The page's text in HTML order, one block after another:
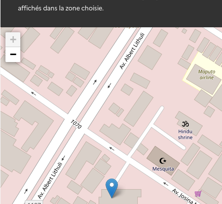
affichés dans la zone choisie.
+
−